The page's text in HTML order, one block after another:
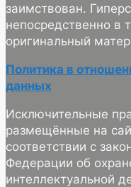
заимствован.
непосредственно в
оригинальный
Политика в
данных
Исключительные
размещённые на
соответствии с
Федерации об
интеллектуальной